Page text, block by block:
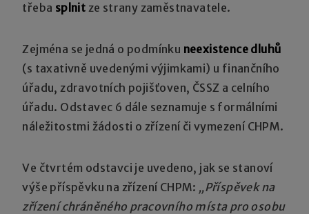
třeba splnit ze strany zaměstnavatele.
Zejména se jedná o podmínku neexistence dluhů
(s taxativně uvedenými výjimkami) u finančního
úřadu, zdravotních pojišťoven, ČSSZ a celního
úřadu. Odstavec 6 dále seznamuje s formálními
náležitostmi žádosti o zřízení či vymezení CHPM.
Ve čtvrtém odstavci je uvedeno, jak se stanoví
výše příspěvku na zřízení CHPM: „Příspěvek na
zřízení chráněného pracovního místa pro osobu